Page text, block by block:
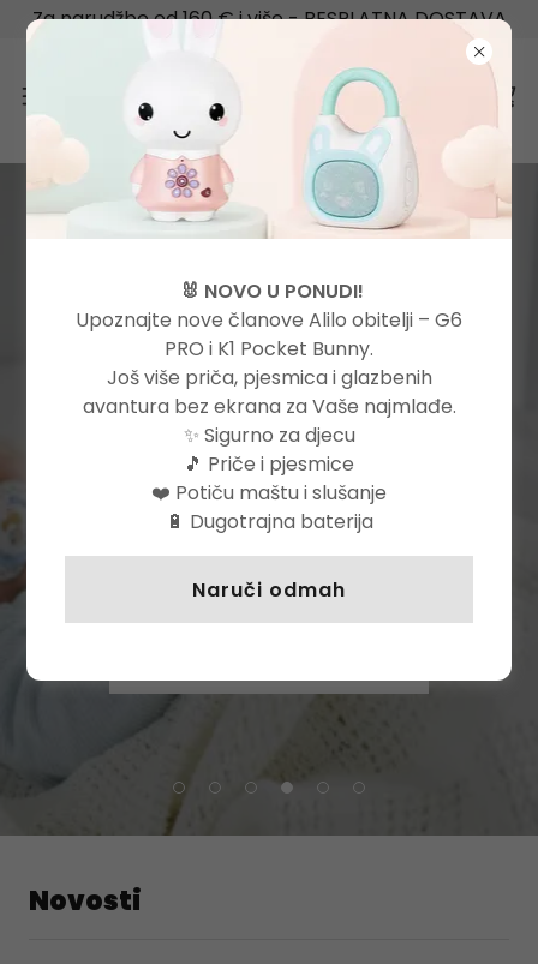
Za narudžbe od 160 € i više - BESPLATNA DOSTAVA
+385.72370370
alilo
Registracijom osiguravate
besplatni pristup novom sadržaju.
Registracija kupca
Novosti
🐰 NOVO U PONUDI!
Upoznajte nove članove Alilo obitelji – G6
PRO i K1 Pocket Bunny.
Još više priča, pjesmica i glazbenih
avantura bez ekrana za Vaše najmlađe.
✨ Sigurno za djecu
🎵 Priče i pjesmice
❤️ Potiču maštu i slušanje
🔋 Dugotrajna baterija
Naruči odmah